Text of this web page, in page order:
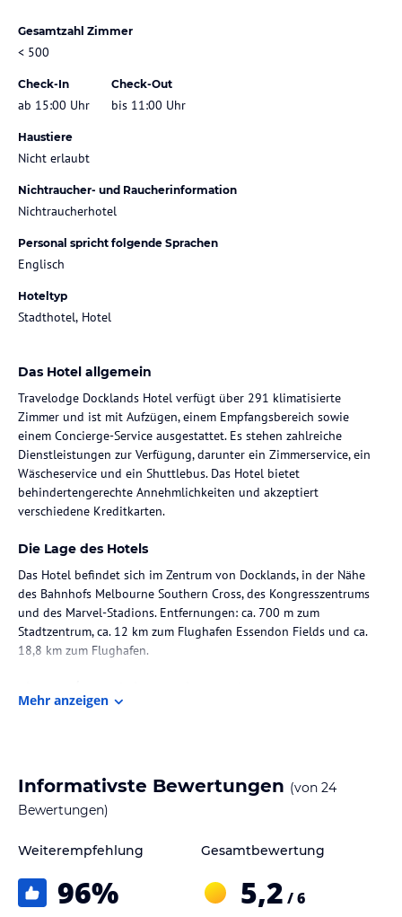
Gesamtzahl Zimmer
< 500
Check-In
ab 15:00 Uhr
Check-Out
bis 11:00 Uhr
Haustiere
Nicht erlaubt
Nichtraucher- und Raucherinformation
Nichtraucherhotel
Personal spricht folgende Sprachen
Englisch
Hoteltyp
Stadthotel, Hotel
Das Hotel allgemein
Travelodge Docklands Hotel verfügt über 291 klimatisierte
Zimmer und ist mit Aufzügen, einem Empfangsbereich sowie
einem Concierge-Service ausgestattet. Es stehen zahlreiche
Dienstleistungen zur Verfügung, darunter ein Zimmerservice, ein
Wäscheservice und ein Shuttlebus. Das Hotel bietet
behindertengerechte Annehmlichkeiten und akzeptiert
verschiedene Kreditkarten.
Die Lage des Hotels
Das Hotel befindet sich im Zentrum von Docklands, in der Nähe
des Bahnhofs Melbourne Southern Cross, des Kongresszentrums
und des Marvel-Stadions. Entfernungen: ca. 700 m zum
Stadtzentrum, ca. 12 km zum Flughafen Essendon Fields und ca.
18,8 km zum Flughafen.
verfügen über eine Dusche und Badewanne.
Die Unterkunft verfügt über ein Restaurant und eine Bar sowie
Buffetfrühstück oder englisches/irisches Frühstück.
Mehr anzeigen
Informativste Bewertungen (von 24
Bewertungen)
Weiterempfehlung
96%
Gesamtbewertung
5,2 / 6